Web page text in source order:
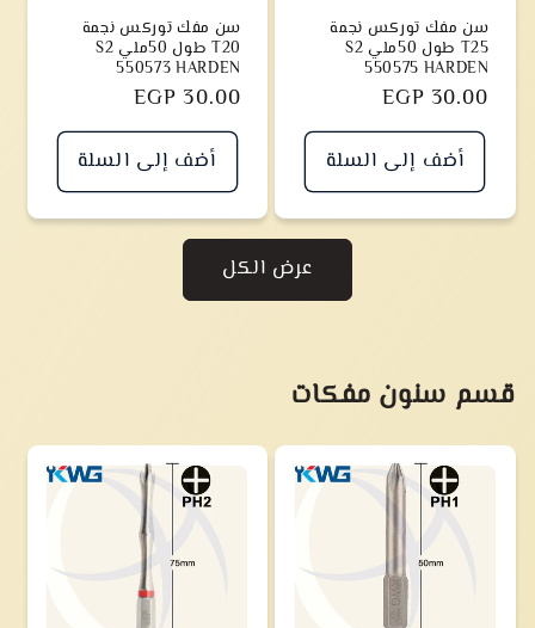
سن مفك توركس نجمة
T25 طول 50ملي S2
550575 HARDEN
سعر
EGP 30.00
أضف إلى السلة
سن مفك توركس نجمة
T20 طول 50ملي S2
550573 HARDEN
سعر
EGP 30.00
أضف إلى السلة
عرض الكل
قسم سنون مفكات